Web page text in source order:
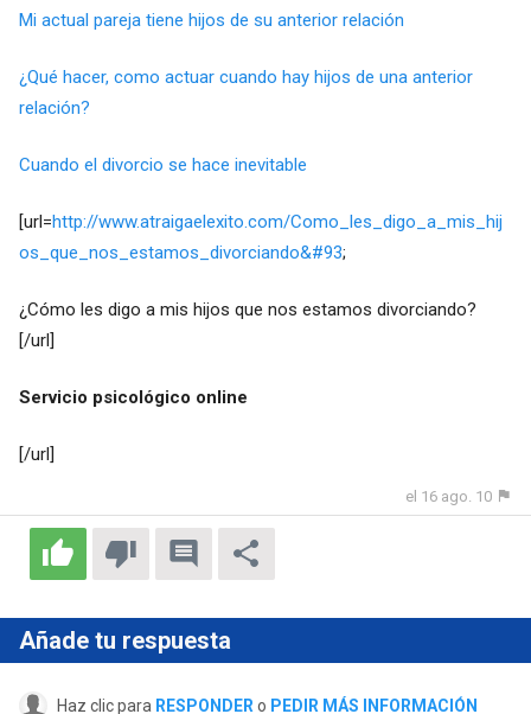
Mi actual pareja tiene hijos de su anterior relación
¿Qué hacer, como actuar cuando hay hijos de una anterior
relación?
Cuando el divorcio se hace inevitable
[url=http://www.atraigaelexito.com/Como_les_digo_a_mis_hij
os_que_nos_estamos_divorciando&#93;
¿Cómo les digo a mis hijos que nos estamos divorciando?
[/url]
Servicio psicológico online
[/url]
el 16 ago. 10
Añade tu respuesta
Haz clic para RESPONDER o PEDIR MÁS INFORMACIÓN